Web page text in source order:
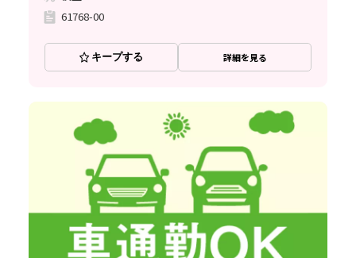
61768-00
キープする 詳細を見る